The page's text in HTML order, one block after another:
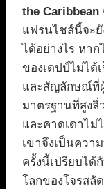
the Caribbean
แฟรนไชส์นี้จะยั
ได้อย่างไร หา
ของเดปป์ไม่ได้
และสัญลักษณ์ที่
มาตรฐานที่สูงลิ่
และคาดเดาไม่
เขาจึงเป็นควา
ครั้งนี้เปรียบได้
โลกของโจรสลั